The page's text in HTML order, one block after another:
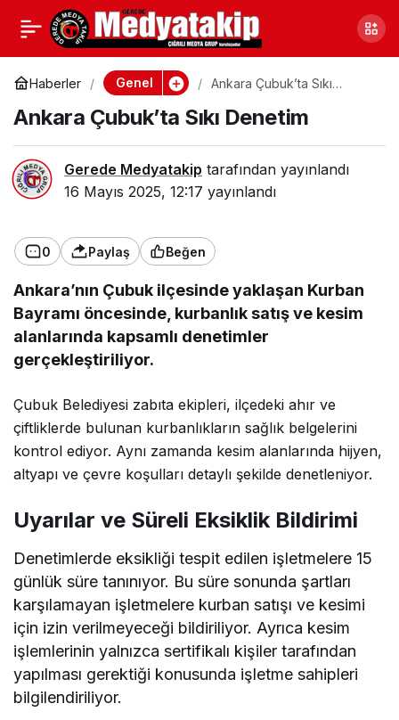
Haberler Genel
Ankara Çubuk’ta Sıkı
Ankara Çubuk’ta Sıkı Denetim
Gerede Medyatakip tarafından yayınlandı
16 Mayıs 2025, 12:17 yayınlandı
0 Paylaş Beğen
Ankara’nın Çubuk ilçesinde yaklaşan Kurban
Bayramı öncesinde, kurbanlık satış ve kesim
alanlarında kapsamlı denetimler
gerçekleştiriliyor.
Çubuk Belediyesi zabıta ekipleri, ilçedeki ahır ve
çiftliklerde bulunan kurbanlıkların sağlık belgelerini
kontrol ediyor. Aynı zamanda kesim alanlarında hijyen,
altyapı ve çevre koşulları detaylı şekilde denetleniyor.
Uyarılar ve Süreli Eksiklik Bildirimi
Denetimlerde eksikliği tespit edilen işletmelere 15
günlük süre tanınıyor. Bu süre sonunda şartları
karşılamayan işletmelere kurban satışı ve kesimi
için izin verilmeyeceği bildiriliyor. Ayrıca kesim
işlemlerinin yalnızca sertifikalı kişiler tarafından
yapılması gerektiği konusunda işletme sahipleri
bilgilendiriliyor.
Marmara’daki Müsilaj
Saros Körfezi’ne Ulaştı:
Ekosistem Tehlikede
Paylaş